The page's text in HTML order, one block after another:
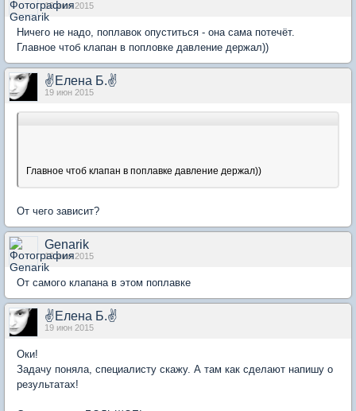
19 июн 2015
Ничего не надо, поплавок опуститься - она сама потечёт.
Главное чтоб клапан в попловке давление держал))
✌Елена Б.✌
19 июн 2015
Главное чтоб клапан в поплавке давление держал))
От чего зависит?
Genarik
19 июн 2015
От самого клапана в этом поплавке
✌Елена Б.✌
19 июн 2015
Оки!
Задачу поняла, специалисту скажу. А там как сделают напишу о
результатах!